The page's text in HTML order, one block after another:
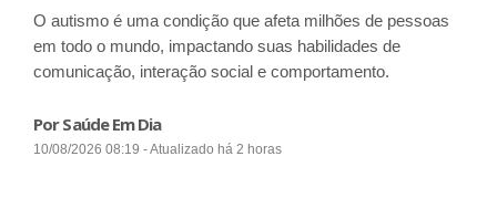
O autismo é uma condição que afeta milhões de pessoas
em todo o mundo, impactando suas habilidades de
comunicação, interação social e comportamento.
Por Saúde Em Dia
10/08/2026 08:19 - Atualizado há 2 horas